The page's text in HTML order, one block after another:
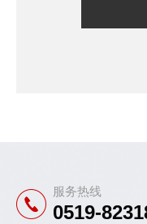
服务热线
0519-